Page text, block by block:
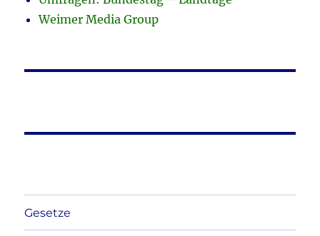
Weimer Media Group
Gesetze